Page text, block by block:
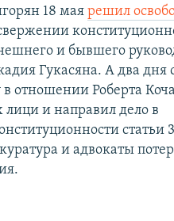
18 маярешил
и бывшего
Гукасяна. А два дня
в отношении Роберта
и направил дело в
статьи
и адвокаты